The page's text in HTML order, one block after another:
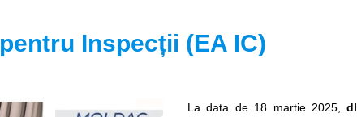
Inspecții (EA IC)
La data de 18 martie 2025,